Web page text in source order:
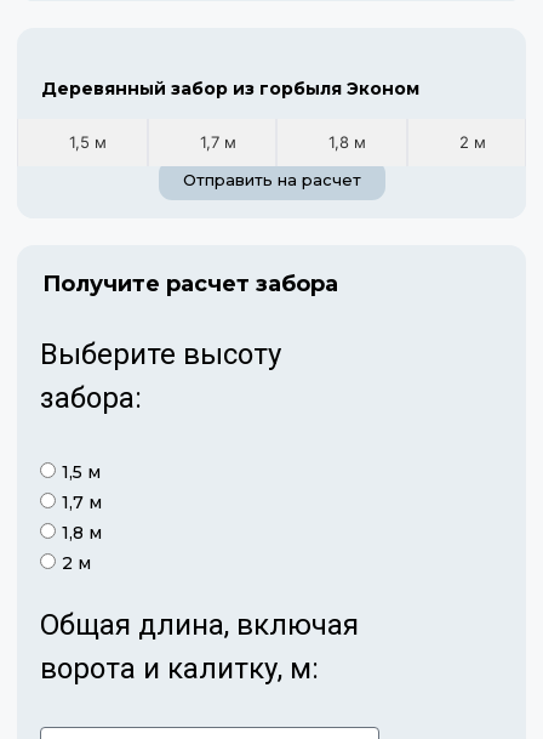
Деревянный забор из горбыля Эконом
1,5 м 1,7 м 1,8 м
2 м
Отправить на расчет
Получите расчет забора
Выберите высоту
забора:
1,5 м
1,7 м
1,8 м
2 м
Общая длина, включая
ворота и калитку, м: